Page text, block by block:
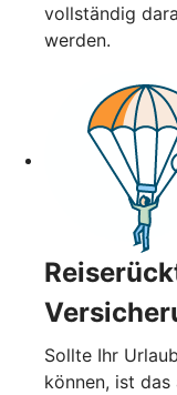
vollständig
werden.
Sollte Ihr
können, ist